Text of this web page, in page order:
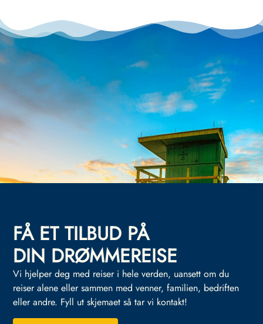
FÅ ET TILBUD PÅ
DIN DRØMMEREISE
Vi hjelper deg med reiser i hele verden, uansett om du
reiser alene eller sammen med venner, familien, bedriften
eller andre. Fyll ut skjemaet så tar vi kontakt!